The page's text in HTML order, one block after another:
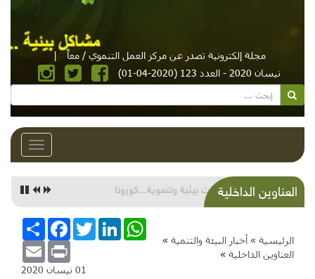
مجلة إلكترونية تصدر عن مركز العمل التنموي / معاً
|
نيسان 2020 - العدد 123 (2020-04-01)
Toggle
العناوين الداخليةشذرات بيئية وتنموية...كورونا
الرئيسية » أخبار البيئة والتنمية »
العناوين الداخلية »
انشر
FacebookTwitterLinkedInWhatsApp
Email Print
01 نيسان 2020